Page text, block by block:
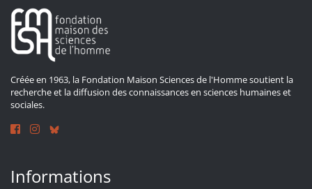
Créée en 1963, la Fondation Maison Sciences de l'Homme soutient la
recherche et la diffusion des connaissances en sciences humaines et
sociales.
Informations